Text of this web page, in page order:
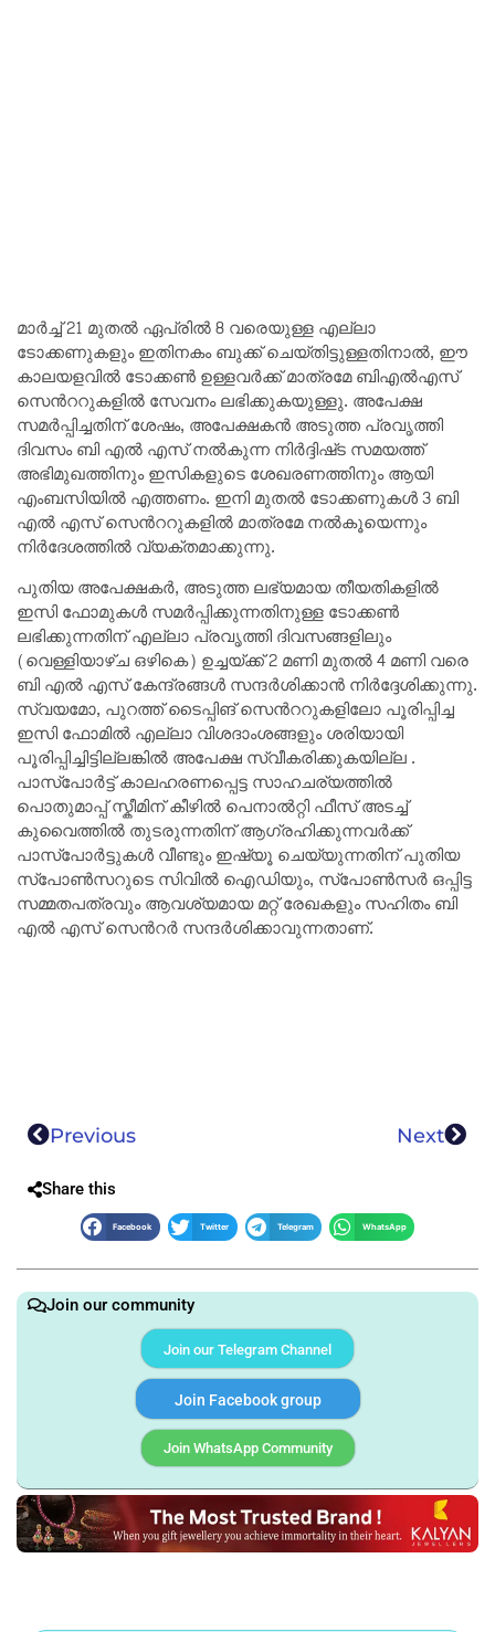
മാർച്ച് 21 മുതൽ ഏപ്രിൽ 8 വരെയുള്ള എല്ലാ
ടോക്കണുകളും ഇതിനകം ബുക്ക് ചെയ്തിട്ടുള്ളതിനാൽ, ഈ
കാലയളവിൽ ടോക്കൺ ഉള്ളവർക്ക് മാത്രമേ ബിഎൽഎസ്
സെൻററുകളിൽ സേവനം ലഭിക്കുകയുള്ളു. അപേക്ഷ
സമർപ്പിച്ചതിന് ശേഷം, അപേക്ഷകൻ അടുത്ത പ്രവൃത്തി
ദിവസം ബി എൽ എസ് നൽകുന്ന നിർദ്ദിഷ്‌ട സമയത്ത്
അഭിമുഖത്തിനും ഇസികളുടെ ശേഖരണത്തിനും ആയി
എംബസിയിൽ എത്തണം. ഇനി മുതൽ ടോക്കണുകൾ 3 ബി
എൽ എസ് സെൻററുകളിൽ മാത്രമേ നൽകൂയെന്നും
നിർദേശത്തിൽ വ്യക്തമാക്കുന്നു.
പുതിയ അപേക്ഷകർ, അടുത്ത ലഭ്യമായ തീയതികളിൽ
ഇസി ഫോമുകൾ സമർപ്പിക്കുന്നതിനുള്ള ടോക്കൺ
ലഭിക്കുന്നതിന് എല്ലാ പ്രവൃത്തി ദിവസങ്ങളിലും
(വെള്ളിയാഴ്ച ഒഴികെ) ഉച്ചയ്ക്ക് 2 മണി മുതൽ 4 മണി വരെ
ബി എൽ എസ് കേന്ദ്രങ്ങൾ സന്ദർശിക്കാൻ നിർദ്ദേശിക്കുന്നു.
സ്വയമോ, പുറത്ത് ടൈപ്പിങ് സെൻററുകളിലോ പൂരിപ്പിച്ച
ഇസി ഫോമിൽ എല്ലാ വിശദാംശങ്ങളും ശരിയായി
പൂരിപ്പിച്ചിട്ടില്ലങ്കിൽ അപേക്ഷ സ്വീകരിക്കുകയില്ല .
പാസ്‌പോർട്ട് കാലഹരണപ്പെട്ട സാഹചര്യത്തിൽ
പൊതുമാപ്പ് സ്കീമിന് കീഴിൽ പെനാൽറ്റി ഫീസ് അടച്ച്
കുവൈത്തിൽ തുടരുന്നതിന് ആഗ്രഹിക്കുന്നവർക്ക്
പാസ്‌പോർട്ടുകൾ വീണ്ടും ഇഷ്യൂ ചെയ്യുന്നതിന് പുതിയ
സ്പോൺസറുടെ സിവിൽ ഐഡിയും, സ്പോൺസർ ഒപ്പിട്ട
സമ്മതപത്രവും ആവശ്യമായ മറ്റ് രേഖകളും സഹിതം ബി
എൽ എസ് സെൻറർ സന്ദർശിക്കാവുന്നതാണ്.
Previous Next
Share this
Facebook Twitter Telegram WhatsApp
Join our community
Join our Telegram Channel
Join Facebook group
Join WhatsApp Community